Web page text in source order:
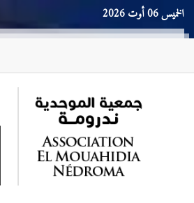
الخميس 06 أوت 2026